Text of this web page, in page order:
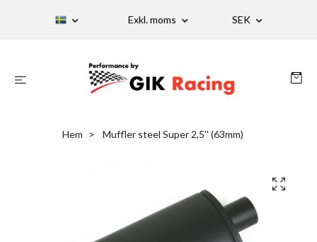
Exkl. moms SEK
Hem Muffler steel Super 2,5'' (63mm)